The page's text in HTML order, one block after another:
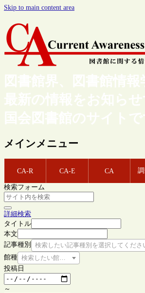
Skip to main content area
図書館界、図書館情報
最新の情報をお知ら
国会図書館のサイトで
メインメニュー
CA-R CA-E CA
検索フォーム
詳細検索
タイトル
本文
記事種別
検索したい記事種別を選択してくださ
館種 検索したい館種を選択してください
投稿日
～